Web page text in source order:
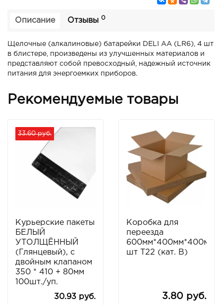
Описание Отзывы 0
Щелочные (алкалиновые) батарейки DELI АА (LR6), 4 шт
в блистере, произведены из улучшенных материалов и
представляют собой превосходный, надежный источник
питания для энергоемких приборов.
Рекомендуемые товары
33.60 руб.
Курьерские пакеты
БЕЛЫЙ
УТОЛЩЁННЫЙ
(Глянцевый), с
двойным клапаном
350 * 410 + 80мм
100шт./уп.
30.93 руб.
Коробка для
переезда
600мм*400мм*400мм
шт Т22 (кат. В)
3.80 руб.